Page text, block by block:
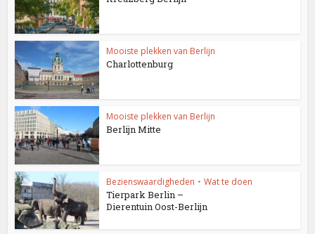
Mooiste plekken van Berlijn
Charlottenburg
Mooiste plekken van Berlijn
Berlijn Mitte
Bezienswaardigheden • Wat te doen
Tierpark Berlin –
Dierentuin Oost-Berlijn